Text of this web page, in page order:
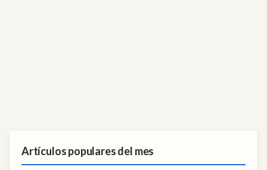
Artículos populares del mes